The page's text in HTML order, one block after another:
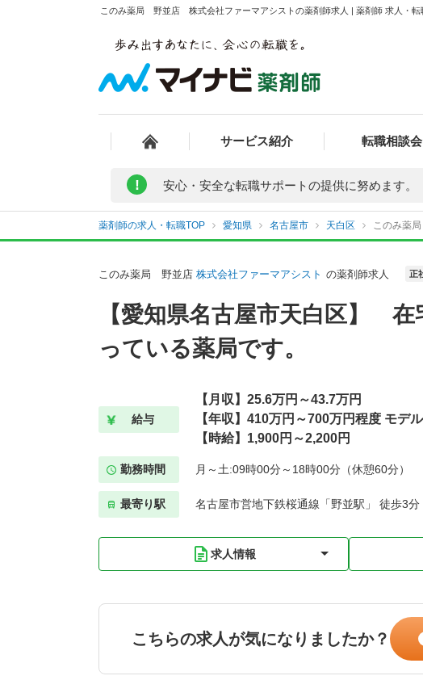
このみ薬局 野並店 株式会社ファーマアシストの薬剤師求人 | 薬剤師 求人・転
サービス紹介 転職相談会
! 安心・安全な転職サポートの提供に努めます。
薬剤師の求人・転職TOP 愛知県 名古屋市 天白区 このみ薬
このみ薬局 野並店 株式会社ファーマアシスト の薬剤師求人 正
【愛知県名古屋市天白区】
っている薬局です。
給与
【月収】25.6万円～43.7万円
【年収】410万円～700万円程度 モデル
【時給】1,900円～2,200円
勤務時間 月～土:09時00分～18時00分（休憩60分）
最寄り駅 名古屋市営地下鉄桜通線「野並駅」 徒歩3分
求人情報
こちらの求人が気になりましたか？